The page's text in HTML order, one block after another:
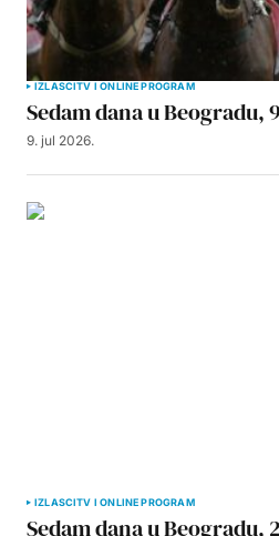
IZLASCITV I ONLINE PROGRAM
Sedam dana u Beogradu,
9. jul 2026.
IZLASCITV I ONLINE PROGRAM
Sedam dana u Beogradu,